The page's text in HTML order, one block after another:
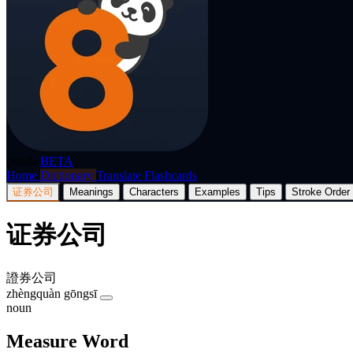
BETA
Home Dictionary Translate Flashcards
证券公司 Meanings Characters Examples Tips Stroke Order
证券公司
證券公司
zhèngquàn gōngsī
noun
Measure Word